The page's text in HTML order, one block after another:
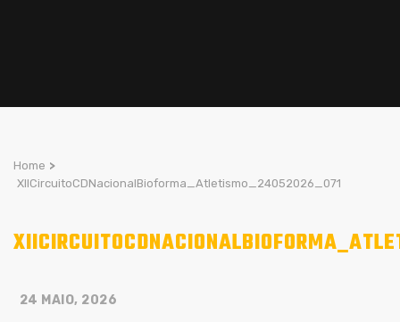
Home >
XIICircuitoCDNacionalBioforma_Atletismo_24052026_071
24 MAIO, 2026